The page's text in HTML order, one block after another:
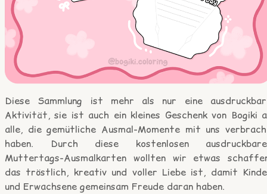
Diese Sammlung ist mehr als nur eine
Aktivität, sie ist auch ein kleines Geschenk von Bogiki
alle, die gemütliche Ausmal-Momente mit uns
haben. Durch diese kostenlosen
Muttertags-Ausmalkarten wollten wir etwas
das tröstlich, kreativ und voller Liebe ist, damit
und Erwachsene gemeinsam Freude daran haben.